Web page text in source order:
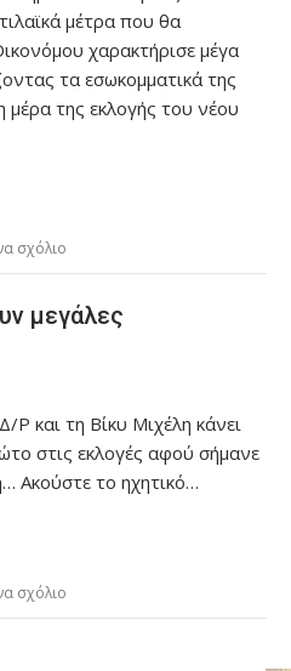
μέτρα που θα
χαρακτήρισε μέγα
τα εσωκομματικά της
της εκλογής του νέου
σχόλιο
μεγάλες
και τη Βίκυ Μιχέλη κάνει
στις εκλογές αφού σήμανε
Ακούστε το ηχητικό…
σχόλιο